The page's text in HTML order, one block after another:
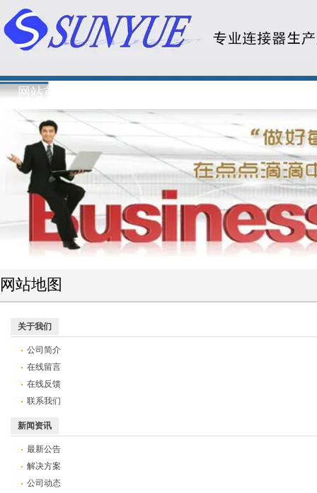
网站地图-宇阳电子有限公司
网站首页
网站地图
关于我们
公司简介
在线留言
在线反馈
联系我们
新闻资讯
最新公告
解决方案
公司动态